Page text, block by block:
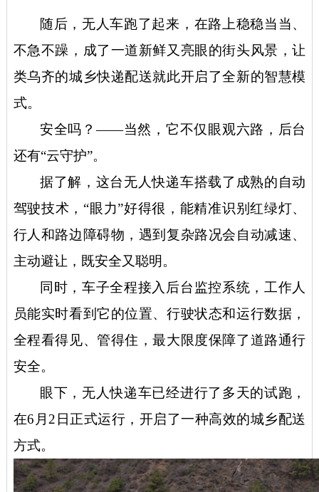
随后，无人车跑了起来，在路上稳稳当当、
不急不躁，成了一道新鲜又亮眼的街头风景，让
类乌齐的城乡快递配送就此开启了全新的智慧模
式。
安全吗？——当然，它不仅眼观六路，后台
还有“云守护”。
据了解，这台无人快递车搭载了成熟的自动
驾驶技术， “眼力”好得很，能精准识别红绿灯、
行人和路边障碍物，遇到复杂路况会自动减速、
主动避让，既安全又聪明。
同时，车子全程接入后台监控系统，工作人
员能实时看到它的位置、行驶状态和运行数据，
全程看得见、管得住，最大限度保障了道路通行
安全。
眼下，无人快递车已经进行了多天的试跑，
在6月2日正式运行，开启了一种高效的城乡配送
方式。